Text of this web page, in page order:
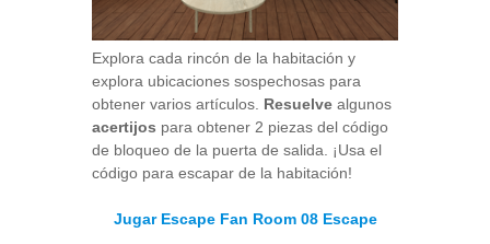
Explora cada rincón de la habitación y
explora ubicaciones sospechosas para
obtener varios artículos. Resuelve algunos
acertijos para obtener 2 piezas del código
de bloqueo de la puerta de salida. ¡Usa el
código para escapar de la habitación!
Jugar Escape Fan Room 08 Escape